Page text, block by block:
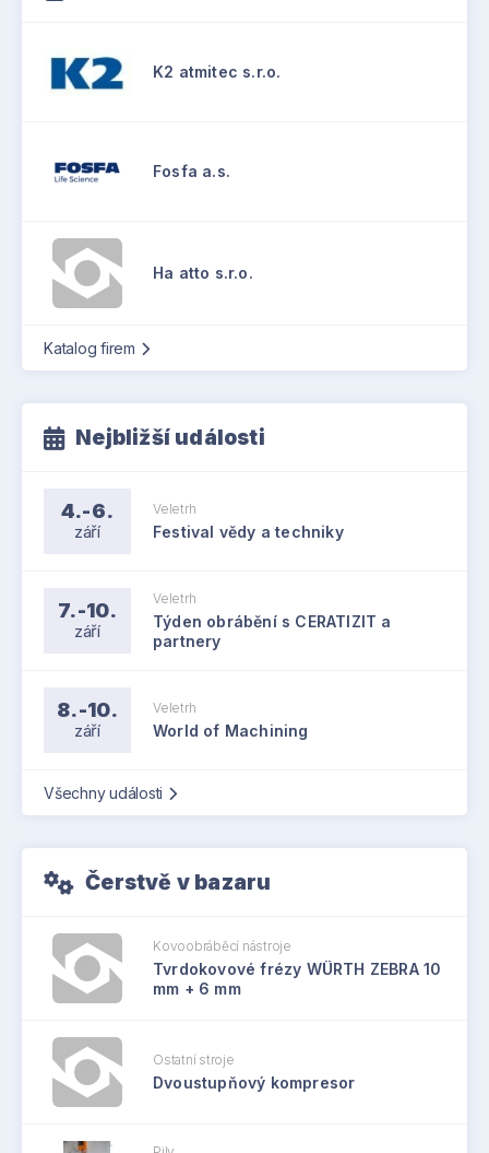
K2 atmitec s.r.o.
Fosfa a.s.
Ha atto s.r.o.
Katalog firem
Nejbližší události
4.-6.
září
Veletrh
Festival vědy a techniky
7.-10.
září
Veletrh
Týden obrábění s CERATIZIT a
partnery
8.-10.
září
Veletrh
World of Machining
Všechny události
Čerstvě v bazaru
Kovoobráběcí nástroje
Tvrdokovové frézy WÜRTH ZEBRA 10
mm + 6 mm
Ostatní stroje
Dvoustupňový kompresor